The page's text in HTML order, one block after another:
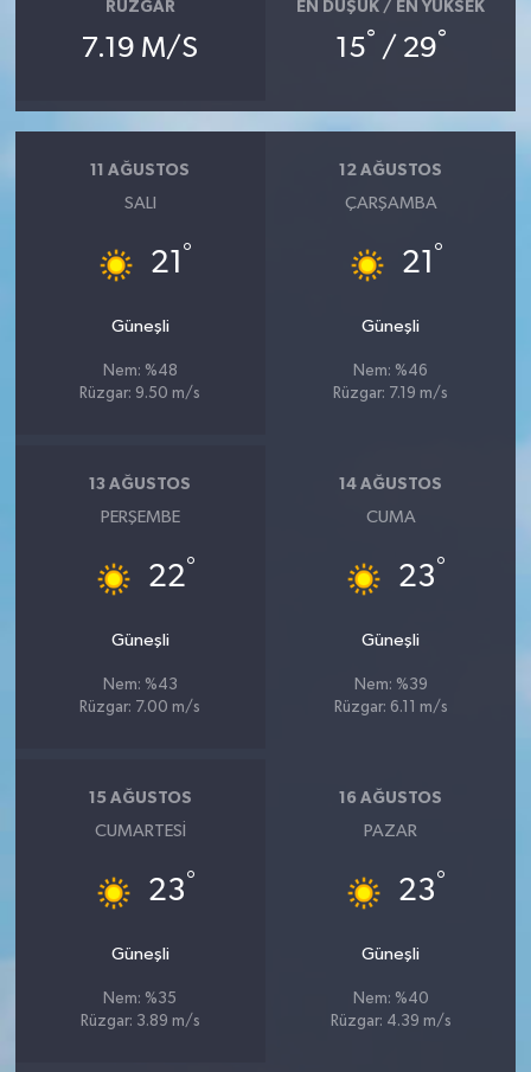
RÜZGAR
7.19 M/S
EN DÜŞÜK / EN YÜKSEK
15° / 29°
11 AĞUSTOS
SALI
21 °
Güneşli
Nem: %48
Rüzgar: 9.50 m/s
12 AĞUSTOS
ÇARŞAMBA
21 °
Güneşli
Nem: %46
Rüzgar: 7.19 m/s
13 AĞUSTOS
PERŞEMBE
22°
Güneşli
Nem: %43
Rüzgar: 7.00 m/s
14 AĞUSTOS
CUMA
23°
Güneşli
Nem: %39
Rüzgar: 6.11 m/s
15 AĞUSTOS
CUMARTESI
23°
Güneşli
Nem: %35
Rüzgar: 3.89 m/s
16 AĞUSTOS
PAZAR
23°
Güneşli
Nem: %40
Rüzgar: 4.39 m/s